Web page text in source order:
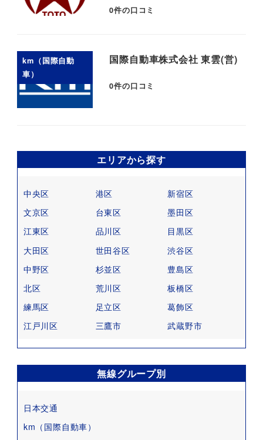
0件の口コミ
km（国際自動
車）
国際自動車株式会社 東雲(営)
0件の口コミ
エリアから探す
中央区 港区
新宿区
文京区
台東区
墨田区
江東区
品川区
目黒区
大田区
世田谷区
渋谷区
中野区
杉並区
豊島区
北区
荒川区
板橋区
練馬区
足立区
葛飾区
江戸川区
三鷹市 武蔵野市
無線グループ別
日本交通
km（国際自動車）